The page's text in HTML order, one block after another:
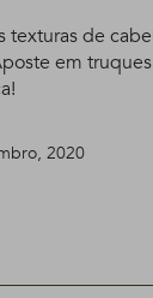
texturas de
em
2020